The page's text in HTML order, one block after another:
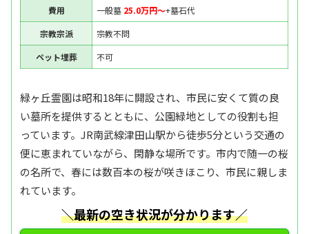
費用
一般墓 25.0万円〜+墓石代
宗教宗派
宗教不問
ペット埋葬
不可
緑ヶ丘霊園は昭和18年に開設され、市民に安くて質の良
い墓所を提供するとともに、公園緑地としての役割も担
っています。JR南武線津田山駅から徒歩5分という交通の
便に恵まれていながら、閑静な場所です。市内で随一の桜
の名所で、春には数百本の桜が咲きほこり、市民に親しま
れています。
＼最新の空き状況が分かります／